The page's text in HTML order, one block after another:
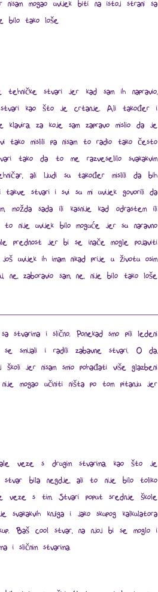
mogao uvijek biti na istoj strani sa
bilo tako loše
tehničke stvari jer kad sam ih napravio,
stvari kao što je crtanje. Ali također i
za koje sam zapravo mislio da je
tako mislili pa nisam to radio tako često
tako da to me razveselilo svakakvim
ali ljudi su također mislili da bih
stvari i svi su mi uvijek govorili da
možda sada ili kasnije kad odrastem ili
nije uvijek bilo moguće jer su naravno
prednost jer bi se inače mogle pojaviti
još uvijek ih imam nikad prije u životu osim
ne, zaboravio sam, ne, nije bilo tako loše
i slično. Ponekad smo pili ledeni
se smijali i radili zabavne stvari. O da,
jer nisam smio pohađati više glazbeni
mogao učiniti ništa po tom pitanju jer
veze s drugim stvarima, kao što je
stvar bila negdje, ali to nije bilo toliko
veze s tim. Stvari poput srednje škole
svakakvih knjiga i jako skupog kalkulatora
Baš cool stvar, na njoj bi se moglo i
i sličnim stvarima.